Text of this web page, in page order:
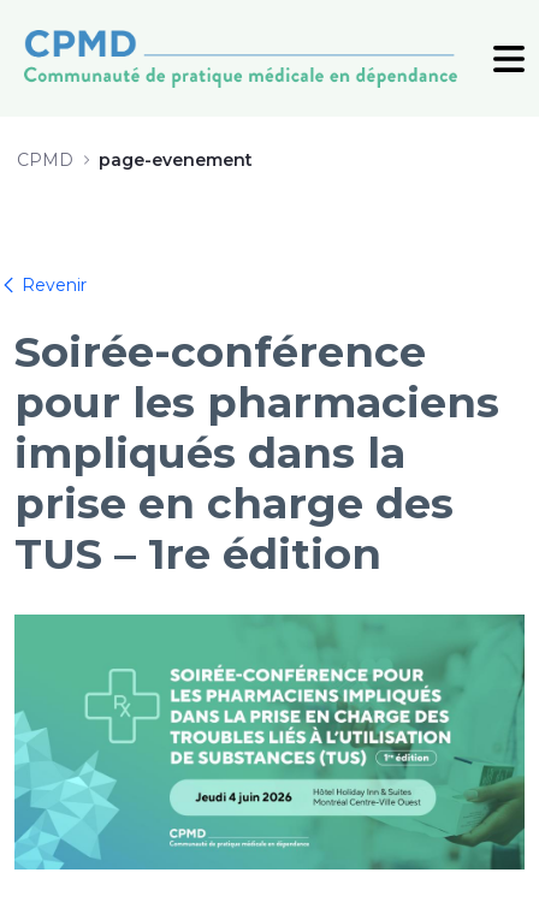
CPMD page-evenement
Revenir
Soirée-conférence
pour les pharmaciens
impliqués dans la
prise en charge des
TUS – 1re édition